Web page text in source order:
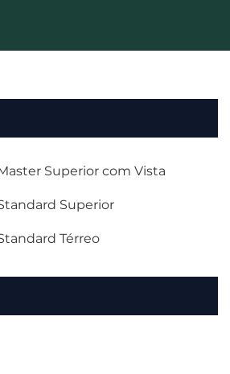
Superior com Vista
Superior
Térreo